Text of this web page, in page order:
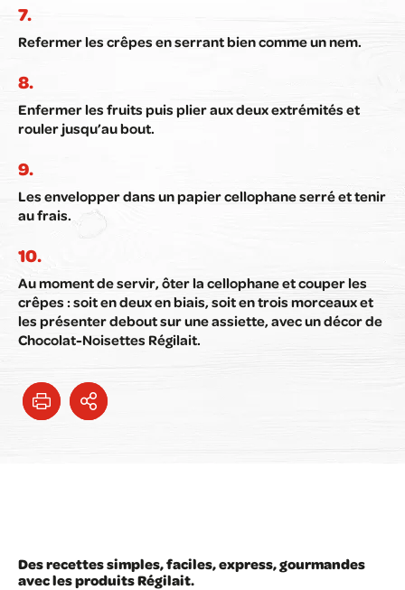
Refermer les crêpes en serrant bien comme un nem.
Enfermer les fruits puis plier aux deux extrémités et
rouler jusqu’au bout.
Les envelopper dans un papier cellophane serré et tenir
au frais.
Au moment de servir, ôter la cellophane et couper les
crêpes : soit en deux en biais, soit en trois morceaux et
les présenter debout sur une assiette, avec un décor de
Chocolat-Noisettes Régilait.
Des recettes simples, faciles, express, gourmandes
avec les produits Régilait.